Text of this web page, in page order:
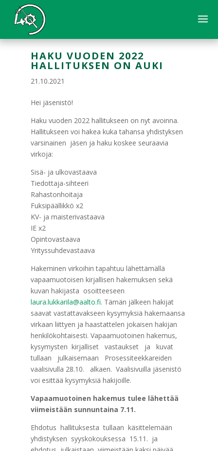
HAKU VUODEN 2022
HALLITUKSEN ON AUKI
21.10.2021
Hei jäsenistö!
Haku vuoden 2022 hallitukseen on nyt avoinna.
Hallitukseen voi hakea kuka tahansa yhdistyksen
varsinainen jäsen ja haku koskee seuraavia
virkoja:
Sisä- ja ulkovastaava
Tiedottaja-sihteeri
Rahastonhoitaja
Fuksipäällikkö x2
KV- ja maisterivastaava
IE x2
Opintovastaava
Yrityssuhdevastaava
Hakeminen virkoihin tapahtuu lähettämällä
vapaamuotoisen kirjallisen hakemuksen sekä
kuvan hakijasta osoitteeseen
laura.lukkarila@aalto.fi. Tämän jälkeen hakijat
saavat vastattavakseen kysymyksiä hakemaansa
virkaan liittyen ja haastattelen jokaisen hakijan
henkilökohtaisesti. Vapaamuotoinen hakemus,
kysymysten kirjalliset vastaukset ja kuvat
tullaan julkaisemaan Prosessiteekkareiden
vaalisivulla 28.10. alkaen. Vaalisivuilla jäsenistö
voi esittää kysymyksiä hakijoille.
Vapaamuotoinen hakemus tulee lähettää
viimeistään sunnuntaina 7.11.
Ehdotus hallituksesta tullaan käsittelemään
yhdistyksen syyskokouksessa 15.11. ja